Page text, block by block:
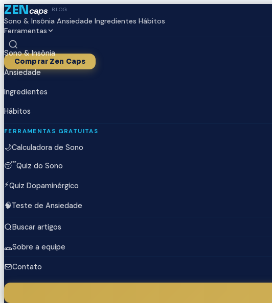
ZENcaps BLOG
Sono & Insônia Ansiedade Ingredientes Hábitos
Ferramentas
Comprar Zen Caps
Sono & Insônia
Ansiedade
Ingredientes
Hábitos
FERRAMENTAS GRATUITAS
🌙Calculadora de Sono
😴Quiz do Sono
⚡Quiz Dopaminérgico
🧠Teste de Ansiedade
Buscar artigos
Sobre a equipe
Contato